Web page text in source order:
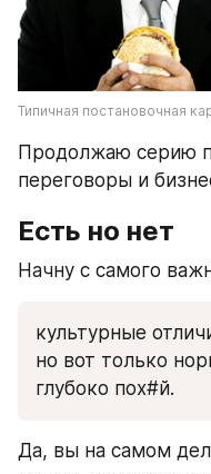
Типичная постановочная
Продолжаю серию
переговоры и
Есть но нет
Начну с самого
культурные
но вот только
глубоко пох#й.
Да, вы на самом